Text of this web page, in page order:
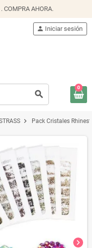
. COMPRA AHORA.
search
person Iniciar sesión
0
chevron_right Pack Cristales
chevron_right